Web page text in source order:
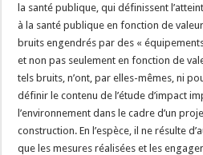
la santé publique, qui définissent
à la santé publique en fonction de
bruits engendrés par des «
et non pas seulement en fonction de
tels bruits, n’ont, par elles-mêmes, ni
définir le contenu de l’étude d’impact
l’environnement dans le cadre d’un
construction. En l’espèce, il ne résulte
que les mesures réalisées et les